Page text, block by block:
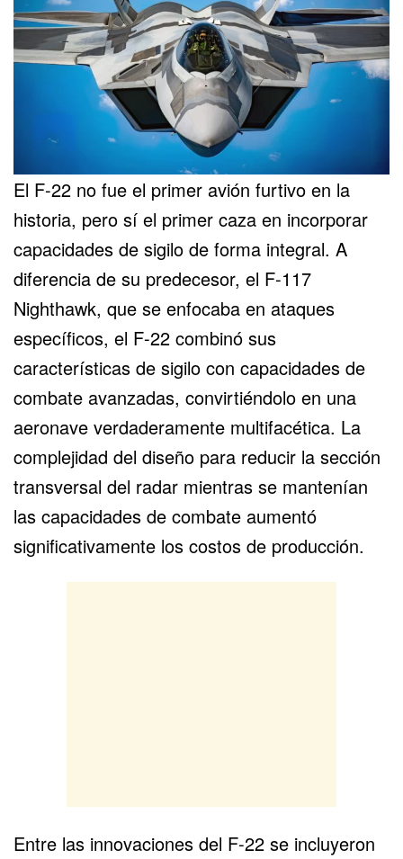
El F-22 no fue el primer avión furtivo en la
historia, pero sí el primer caza en incorporar
capacidades de sigilo de forma integral. A
diferencia de su predecesor, el F-117
Nighthawk, que se enfocaba en ataques
específicos, el F-22 combinó sus
características de sigilo con capacidades de
combate avanzadas, convirtiéndolo en una
aeronave verdaderamente multifacética. La
complejidad del diseño para reducir la sección
transversal del radar mientras se mantenían
las capacidades de combate aumentó
significativamente los costos de producción.
Entre las innovaciones del F-22 se incluyeron